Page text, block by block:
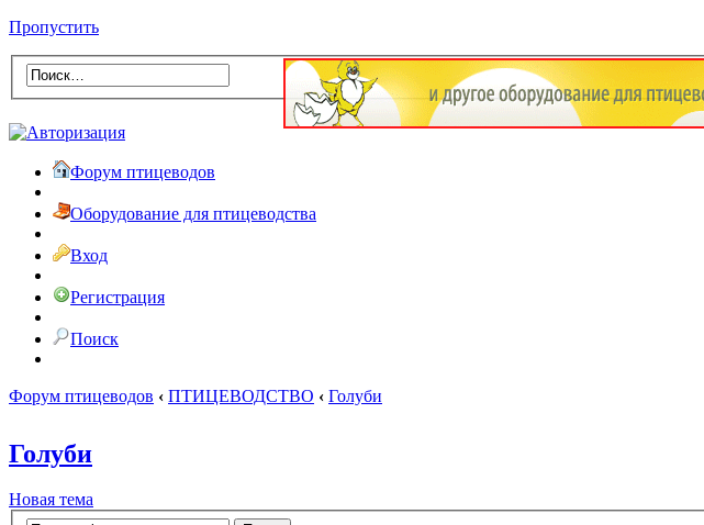
Пропустить
Форум птицеводов
Оборудование для птицеводства
Вход
Регистрация
Поиск
Форум птицеводов ‹ ПТИЦЕВОДСТВО ‹ Голуби
Голуби
Новая тема